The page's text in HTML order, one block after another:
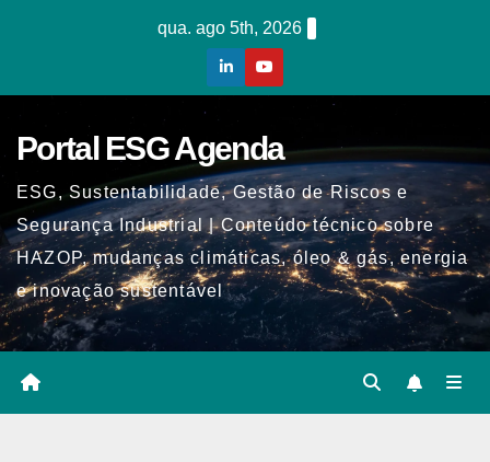
qua. ago 5th, 2026
Portal ESG Agenda
ESG, Sustentabilidade, Gestão de Riscos e
Segurança Industrial | Conteúdo técnico sobre
HAZOP, mudanças climáticas, óleo & gás, energia
e inovação sustentável